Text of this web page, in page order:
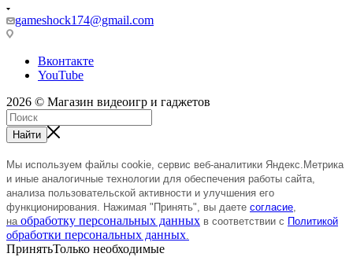
gameshock174@gmail.com
Вконтакте
YouTube
2026 © Магазин видеоигр и гаджетов
Найти
Мы используем файлы cookie, сервис веб-аналитики Яндекс.Метрика
и иные аналогичные технологии для обеспечения работы сайта,
анализа пользовательской активности и улучшения его
функционирования. Нажимая "Принять", вы даете согласие,
на обработку персональных данных в соответствии с Политикой
обработки персональных данных.
ПринятьТолько необходимые